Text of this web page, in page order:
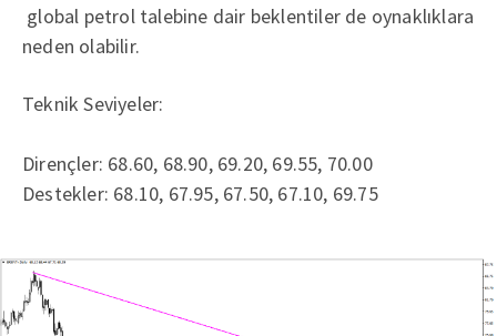
global petrol talebine dair beklentiler de oynaklıklara
neden olabilir.
Teknik Seviyeler:
Dirençler: 68.60, 68.90, 69.20, 69.55, 70.00
Destekler: 68.10, 67.95, 67.50, 67.10, 69.75